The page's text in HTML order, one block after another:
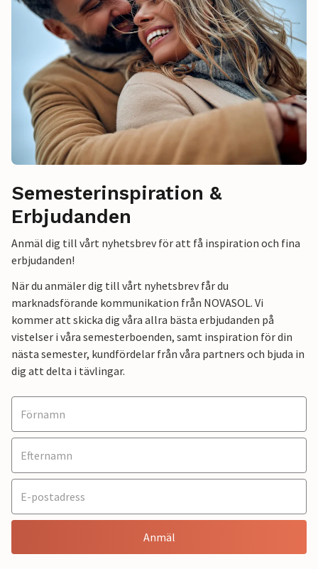
Semesterinspiration &
Erbjudanden
Anmäl dig till vårt nyhetsbrev för att få inspiration och fina
erbjudanden!
När du anmäler dig till vårt nyhetsbrev får du
marknadsförande kommunikation från NOVASOL. Vi
kommer att skicka dig våra allra bästa erbjudanden på
vistelser i våra semesterboenden, samt inspiration för din
nästa semester, kundfördelar från våra partners och bjuda in
dig att delta i tävlingar.
Anmäl